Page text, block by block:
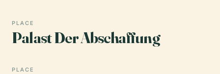
PLACE
Palast Der Abschaffung
PLACE